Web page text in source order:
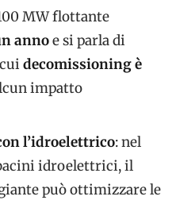
MW flottante
annoe si parla di
decomissioning è
impatto
l’idroelettrico: nel
idroelettrici, il
può ottimizzare le